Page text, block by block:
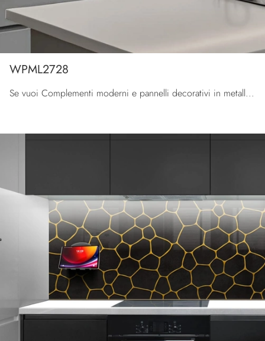
WPML2728
Se vuoi Complementi moderni e pannelli decorativi in metallo scopri di più sul modello WPML2728 della firma Pintdecor Wallpanel.